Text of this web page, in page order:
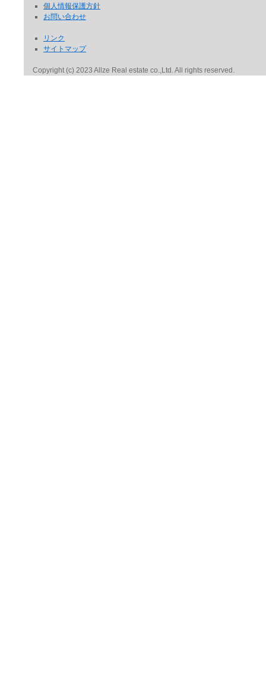
個人情報保護方針
お問い合わせ
リンク
サイトマップ
Copyright (c) 2023 Allze Real estate co.,Ltd. All rights reserved.